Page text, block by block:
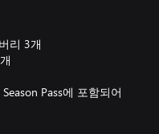
리 3개
Pass에 포함되어